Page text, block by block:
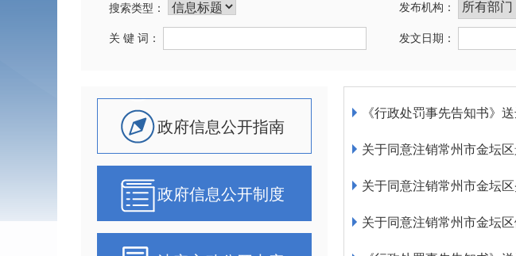
搜索类型： 发布机构：
关 键 词： 发文日期：
政府信息公开指南
政府信息公开制度